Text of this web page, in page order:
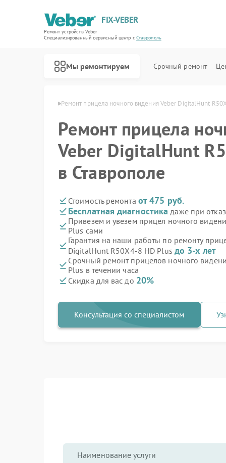
FIX-VEBER
Ремонт устройств Veber
Специализированный cервисный центр г.Ставрополь
Мы ремонтируем Срочный ремонт
Ремонт прицела ночного видения Veber DigitalHunt
Ремонт прицела
Veber DigitalHunt
в Ставрополе
Стоимость ремонта от 475 руб.
Бесплатная диагностика даже при
Привезем и увезем прицел ночного
Plus сами
Гарантия на наши работы по ремонту
DigitalHunt R50X4-8 HD Plus до 3-х лет
Срочный ремонт прицелов ночного
Plus в течении часа
Скидка для вас до 20%
Консультация со специалистом
Наименование услуги